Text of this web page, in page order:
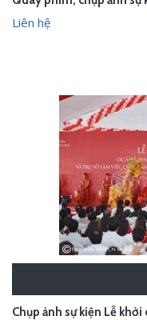
Liên hệ
Chụp ảnh sự kiện Lễ